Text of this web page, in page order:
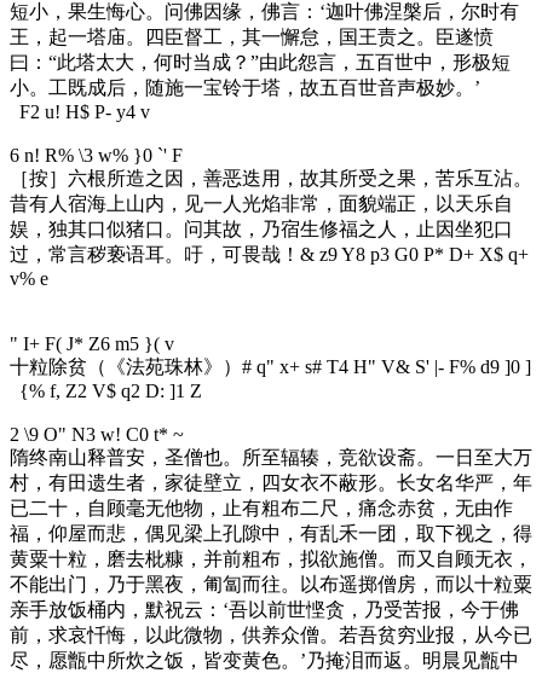
短小，果生悔心。问佛因缘，佛言：‘迦叶佛涅槃后，尔时有
王，起一塔庙。四臣督工，其一懈怠，国王责之。臣遂愤
曰：“此塔太大，何时当成？”由此怨言，五百世中，形极短
小。工既成后，随施一宝铃于塔，故五百世音声极妙。’
F2 u! H$ P- y4 v
6 n! R% \3 w% }0 `' F
［按］六根所造之因，善恶迭用，故其所受之果，苦乐互沾。
昔有人宿海上山内，见一人光焰非常，面貌端正，以天乐自
娱，独其口似猪口。问其故，乃宿生修福之人，止因坐犯口
过，常言秽亵语耳。吁，可畏哉！ & z9 Y8 p3 G0 P* D+ X$ q+
v% e
" I+ F( J* Z6 m5 }( v
十粒除贫（《法苑珠林》） # q" x+ s# T4 H" V& S' |- F% d9 ]0 ]
{% f, Z2 V$ q2 D: ]1 Z
2 \9 O" N3 w! C0 t* ~
隋终南山释普安，圣僧也。所至辐辏，竞欲设斋。一日至大万
村，有田遗生者，家徒壁立，四女衣不蔽形。长女名华严，年
已二十，自顾毫无他物，止有粗布二尺，痛念赤贫，无由作
福，仰屋而悲，偶见梁上孔隙中，有乱禾一团，取下视之，得
黄粟十粒，磨去枇糠，并前粗布，拟欲施僧。而又自顾无衣，
不能出门，乃于黑夜，匍匐而往。以布遥掷僧房，而以十粒粟
亲手放饭桶内，默祝云：‘吾以前世悭贪，乃受苦报，今于佛
前，求哀忏悔，以此微物，供养众僧。若吾贫穷业报，从今已
尽，愿甑中所炊之饭，皆变黄色。’乃掩泪而返。明晨见甑中